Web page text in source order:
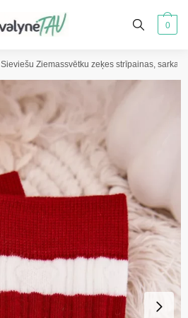
0
Sieviešu Ziemassvētku zeķes strīpainas, sarkani